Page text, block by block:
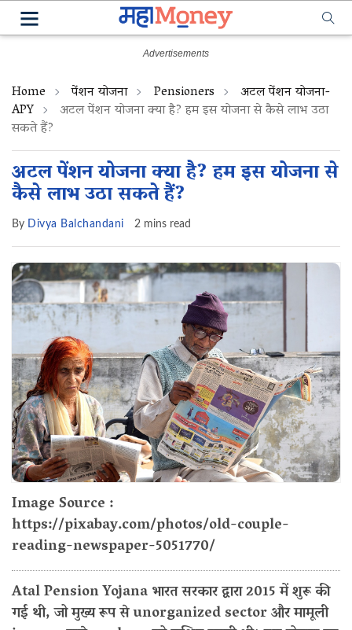
Home पेंशन योजना Pensioners अटल पेंशन योजना-
APY अटल पेंशन योजना क्या है? हम इस योजना से कैसे लाभ उठा
सकते हैं?
अटल पेंशन योजना क्या है? हम इस योजना से
कैसे लाभ उठा सकते हैं?
By Divya Balchandani 2 mins read
Image Source :
https://pixabay.com/photos/old-couple-
reading-newspaper-5051770/
Atal Pension Yojana भारत सरकार द्वारा 2015 में शुरू की
गई थी, जो मुख्य रूप से unorganized sector और मामूली